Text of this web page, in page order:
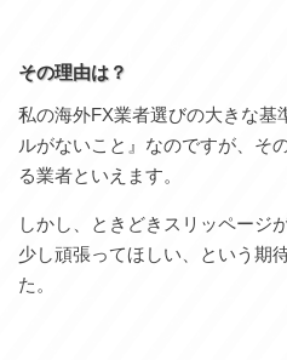
その理由は？
私の海外FX業者選びの大きな基
ルがないこと』なのですが、そ
る業者といえます。
しかし、ときどきスリッページ
少し頑張ってほしい、という期
た。